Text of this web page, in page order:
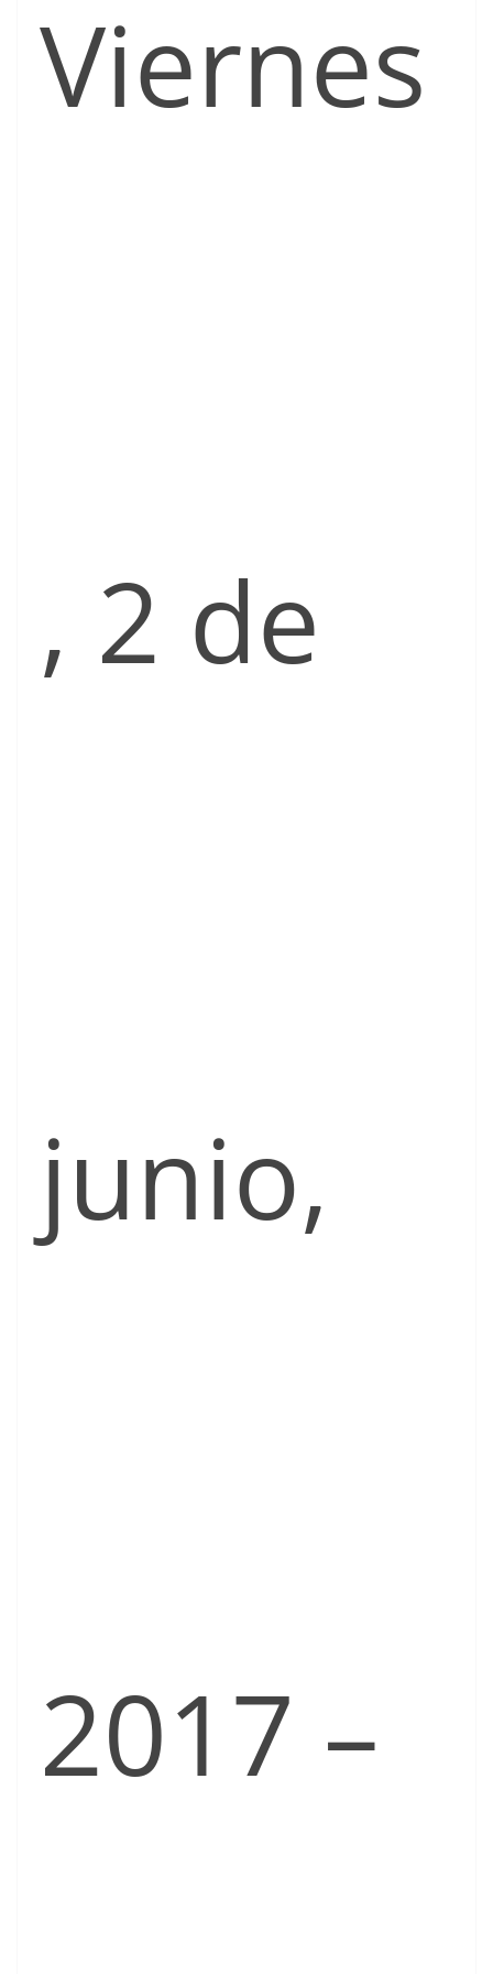
Viernes
, 2 de
junio,
2017 –